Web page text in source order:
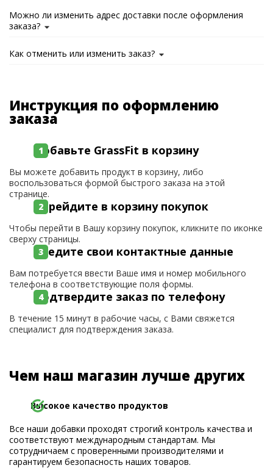
Можно ли изменить адрес доставки после оформления
заказа?
Как отменить или изменить заказ?
Инструкция по оформлению
заказа
Добавьте GrassFit в корзину
Вы можете добавить продукт в корзину, либо
воспользоваться формой быстрого заказа на этой
странице.
Перейдите в корзину покупок
Чтобы перейти в Вашу корзину покупок, кликните по иконке
сверху страницы.
Введите свои контактные данные
Вам потребуется ввести Ваше имя и номер мобильного
телефона в соответствующие поля формы.
Подтвердите заказ по телефону
В течение 15 минут в рабочие часы, с Вами свяжется
специалист для подтверждения заказа.
Чем наш магазин лучше других
Высокое качество продуктов
Все наши добавки проходят строгий контроль качества и
соответствуют международным стандартам. Мы
сотрудничаем с проверенными производителями и
гарантируем безопасность наших товаров.